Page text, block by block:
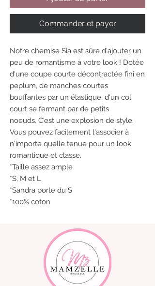
Commander et payer
Notre chemise Sia est sûre d'ajouter un
peu de romantisme à votre look ! Dotée
d'une coupe courte décontractée fini en
peplum, de manches courtes
bouffantes par un élastique, d'un col
court se fermant par de petits
noeuds. C'est une explosion de style.
Vous pouvez facilement l'associer à
n'importe quelle tenue pour un look
romantique et classe.
*Taille assez ample
*S, M et L
*Sandra porte du S
*100% coton